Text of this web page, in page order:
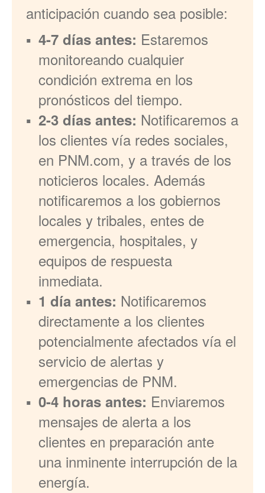
anticipación cuando sea posible:
4-7 días antes: Estaremos
monitoreando cualquier
condición extrema en los
pronósticos del tiempo.
2-3 días antes: Notificaremos a
los clientes vía redes sociales,
en PNM.com, y a través de los
noticieros locales. Además
notificaremos a los gobiernos
locales y tribales, entes de
emergencia, hospitales, y
equipos de respuesta
inmediata.
1 día antes: Notificaremos
directamente a los clientes
potencialmente afectados vía el
servicio de alertas y
emergencias de PNM.
0-4 horas antes: Enviaremos
mensajes de alerta a los
clientes en preparación ante
una inminente interrupción de la
energía.